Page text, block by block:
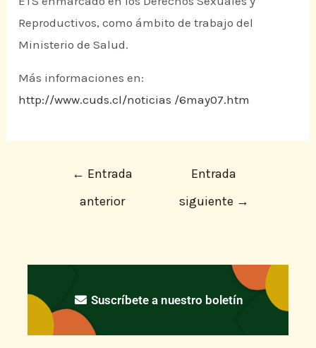
Reproductivos, como ámbito de trabajo del
Ministerio de Salud.
Más informaciones en:
http://www.cuds.cl/noticias /6may07.htm
← Entrada
anterior
Entrada
siguiente →
Suscríbete a nuestro boletín